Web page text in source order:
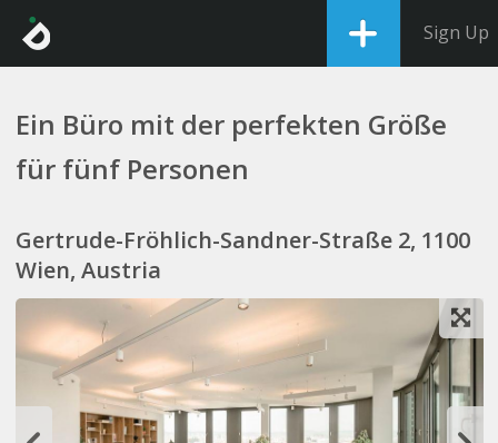
Sign Up
Ein Büro mit der perfekten Größe
für fünf Personen
Gertrude-Fröhlich-Sandner-Straße 2, 1100
Wien, Austria